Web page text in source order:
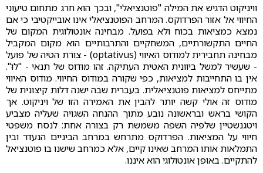
וויניקוט הדגיש את המילה "פוטנציאלי", ובכך הוא חרג מתחום טיעוני
החיווי אל אזור הפרדוקס. המרחב הפוטנציאלי אינו אובייקטיבי כי אם
נמצא כמציאות בכוח ולא בפועל. מבחינה אונטולוגית המקום של
החיים התקשורתיים, המשחקיים והתרבותיים הוא מקום המקביל
מבחינה תחבירית למודוס האיווי (optativus) - צורת הטיה של פועל
- שעשיר למשל ביוונית האטית העתיקה. זהו מודוס של תנאי - "לוּ".
אין בו התחייבות למציאות, כפי שקורה במודוס החיווי. מודוס האיווי
מתייחס למציאות פוטנציאלית. בעברית שבה ישנה דלות קיצונית של
מודוס זה אולי קשה יותר להבין את האמירה הזו של ויניקוט. אך
הקושי בראש ובראשונה נובע מתוך ההנחה השגויה שעליה מצביע
ויטגנשטיין שלפיה השפה משמשת רק בצורה אחת: לנסח משפטי
חיווי על המציאות. הפרדוקס מתרחש במרחב הביניים הנעדר ובין
התמלאות אותו המרחב שאינו קיים, אלא כמרחב שישנו בו פוטנציאל
להתקיים. באופן אונטולוגי הוא איננו.